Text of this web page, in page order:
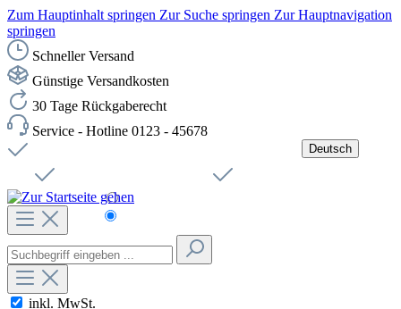
Zum Hauptinhalt springen Zur Suche springen Zur Hauptnavigation
springen
Schneller Versand
Günstige Versandkosten
30 Tage Rückgaberecht
Service - Hotline 0123 - 45678
Deutsch
Čeština
inkl. MwSt.